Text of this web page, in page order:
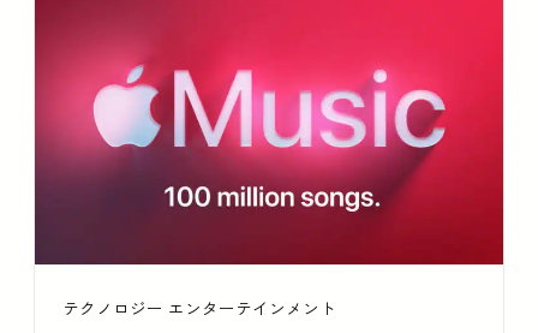
テクノロジー エンターテインメント